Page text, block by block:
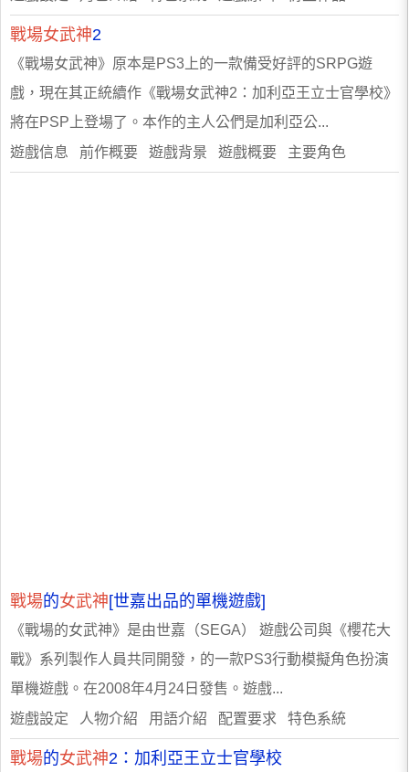
戰場女武神2
《戰場女武神》原本是PS3上的一款備受好評的SRPG遊
戲，現在其正統續作《戰場女武神2：加利亞王立士官學校》
將在PSP上登場了。本作的主人公們是加利亞公...
遊戲信息 前作概要 遊戲背景 遊戲概要 主要角色
戰場的女武神[世嘉出品的單機遊戲]
《戰場的女武神》是由世嘉（SEGA） 遊戲公司與《櫻花大
戰》系列製作人員共同開發，的一款PS3行動模擬角色扮演
單機遊戲。在2008年4月24日發售。遊戲...
遊戲設定 人物介紹 用語介紹 配置要求 特色系統
戰場的女武神2：加利亞王立士官學校